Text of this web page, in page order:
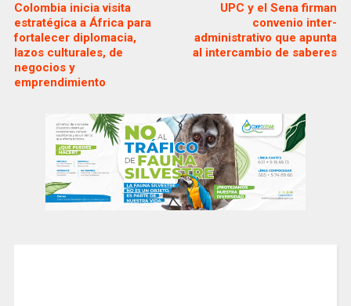
Colombia inicia visita
estratégica a África para
fortalecer diplomacia,
lazos culturales, de
negocios y
emprendimiento
UPC y el Sena firman
convenio inter-
administrativo que apunta
al intercambio de saberes